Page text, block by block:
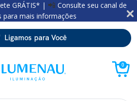
GRÁTIS* | 📲 Consulte seu canal de
para mais informações
Ligamos para Você
0